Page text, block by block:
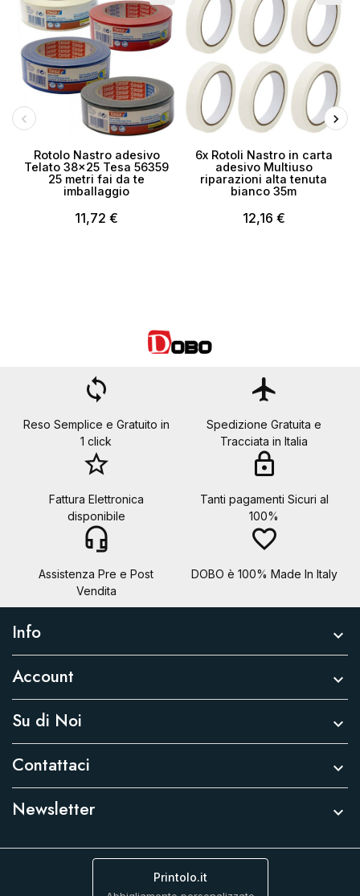
Rotolo Nastro adesivo
Telato 38x25 Tesa 56359
25 metri fai da te
imballaggio
11,72 €
6x Rotoli Nastro in carta
adesivo Multiuso
riparazioni alta tenuta
bianco 35m
12,16 €
loop
Reso Semplice e Gratuito in
1 click
flight
Spedizione Gratuita e
Tracciata in Italia
star_border
Fattura Elettronica
disponibile
lock
Tanti pagamenti Sicuri al
100%
headset_mic
Assistenza Pre e Post
Vendita
favorite_border
DOBO è 100% Made In Italy
Info 
Account 
Su di Noi 
Contattaci 
Newsletter 
Printolo.it